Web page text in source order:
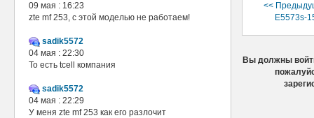
09 мая : 16:23
zte mf 253, с этой моделью не работаем!
sadik5572
04 мая : 22:30
То есть tcell компания
sadik5572
04 мая : 22:29
У меня zte mf 253 как его разлочит
<<
E5573s-
Вы должны